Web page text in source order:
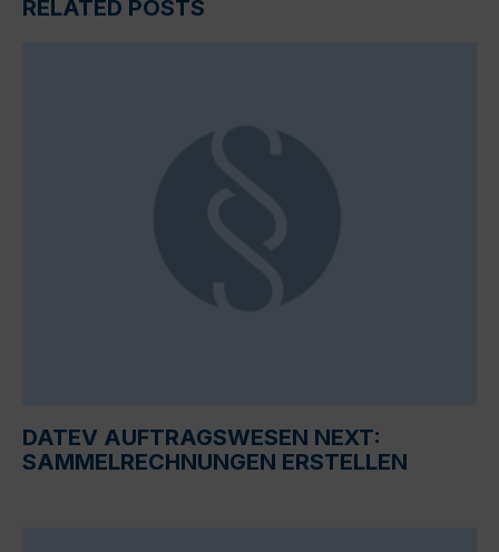
RELATED POSTS
DATEV AUFTRAGSWESEN NEXT:
SAMMELRECHNUNGEN ERSTELLEN